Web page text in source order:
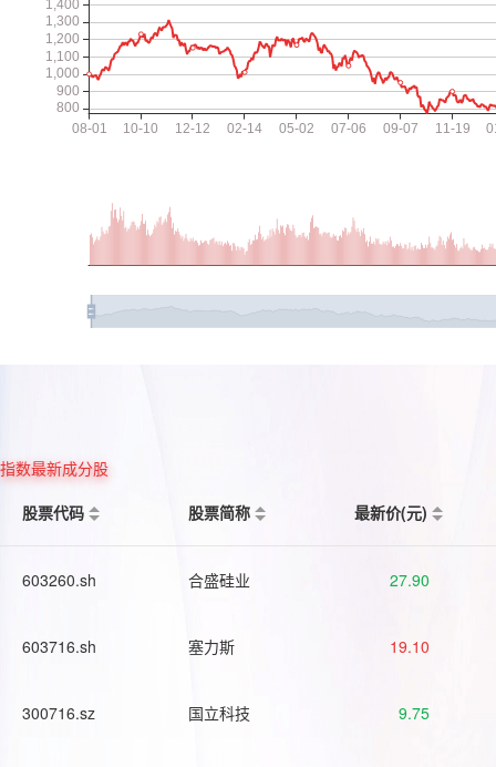
指数最新成分股
股票代码
股票简称 最新价(元)
603260.sh 合盛硅业 27.90
603716.sh 塞力斯 19.10
300716.sz 国立科技 9.75